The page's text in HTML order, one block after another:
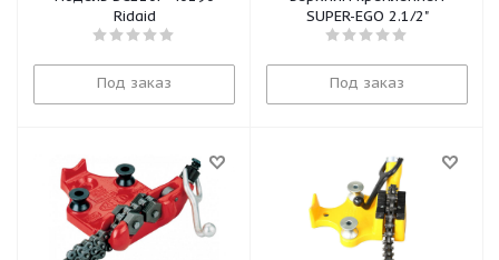
Ridgid
Под заказ
SUPER-EGO 2.1/2"
Под заказ